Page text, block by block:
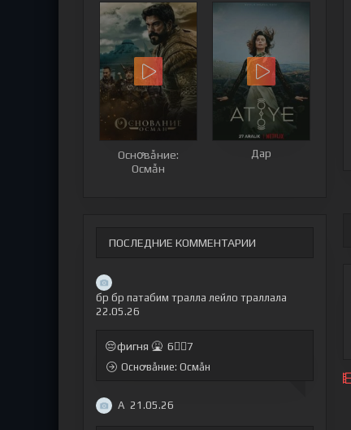
Оснꝍвẫние:
Осмẫн
Дар
ПОСЛЕДНИЕ КОММЕНТАРИИ
бр бр патабим тралла лейло траллала
22.05.26
😔фигня 🤮 6🤷‍♂7
Оснꝍвẫние: Осмẫн
А 21.05.26